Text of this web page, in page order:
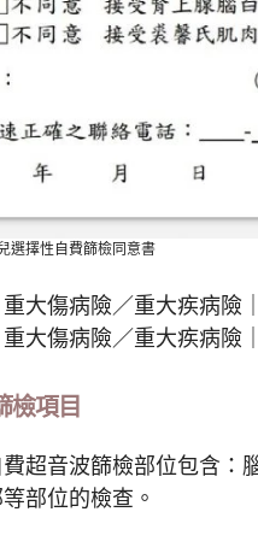
選擇性自費篩檢同意書
大傷病險／重大疾病險｜
大傷病險／重大疾病險｜
檢項目
超音波篩檢部位包含：
部位的檢查。